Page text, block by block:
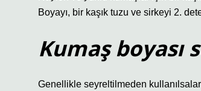
Boyayı, bir kaşık tuzu ve sirkeyi 2.
Kumaş boyası
Genellikle seyreltilmeden kullanılsalar